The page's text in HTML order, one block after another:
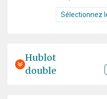
Hublot
double